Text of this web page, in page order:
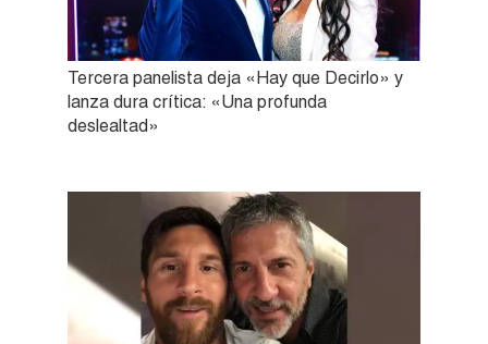
Tercera panelista deja «Hay que Decirlo» y
lanza dura crítica: «Una profunda
deslealtad»